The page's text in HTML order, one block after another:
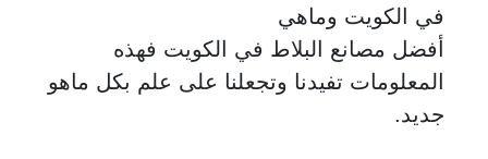
في الكويت وماهي
أفضل مصانع البلاط في الكويت فهذه
المعلومات تفيدنا وتجعلنا على علم بكل ماهو
جديد.